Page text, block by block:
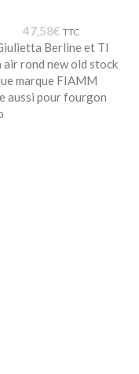
47,58€ TTC
Berline et TI
rond new old stock
marque FIAMM
aussi pour fourgon